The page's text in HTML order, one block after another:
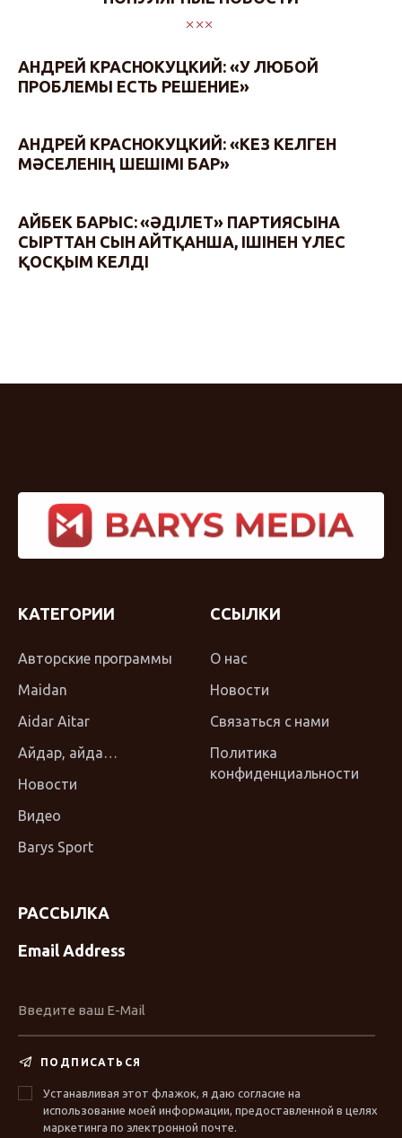
АНДРЕЙ КРАСНОКУЦКИЙ: «У ЛЮБОЙ
ПРОБЛЕМЫ ЕСТЬ РЕШЕНИЕ»
АНДРЕЙ КРАСНОКУЦКИЙ: «КЕЗ КЕЛГЕН
МӘСЕЛЕНІҢ ШЕШІМІ БАР»
АЙБЕК БАРЫС: «ӘДІЛЕТ» ПАРТИЯСЫНА
СЫРТТАН СЫН АЙТҚАНША, ІШІНЕН ҮЛЕС
ҚОСҚЫМ КЕЛДІ
КАТЕГОРИИ
Авторские программы
Maidan
Aidar Aitar
Айдар, айда…
Новости
Видео
Barys Sport
ССЫЛКИ
О нас
Новости
Связаться с нами
Политика
конфиденциальности
РАССЫЛКА
Email Address
ПОДПИСАТЬСЯ
Устанавливая этот флажок, я даю согласие на
использование моей информации, предоставленной в целях
маркетинга по электронной почте.